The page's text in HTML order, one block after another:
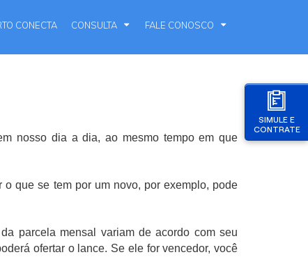
SIMULE E
CONTRATE
CONECTA CONSULTA FALE CONOSCO
nosso dia a dia, ao mesmo tempo em que
que se tem por um novo, por exemplo, pode
parcela mensal variam de acordo com seu
ofertar o lance. Se ele for vencedor, você